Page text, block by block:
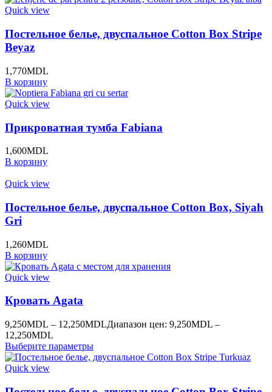
Quick view
Постельное белье, двуспальное Cotton Box Stripe
Beyaz
1,770MDL
В корзину
Quick view
Прикроватная тумба Fabiana
1,600MDL
В корзину
Quick view
Постельное белье, двуспальное Cotton Box, Siyah
Gri
1,260MDL
В корзину
Quick view
Кровать Agata
9,250MDL – 12,250MDLДиапазон цен: 9,250MDL –
12,250MDL
Выберите параметры
Quick view